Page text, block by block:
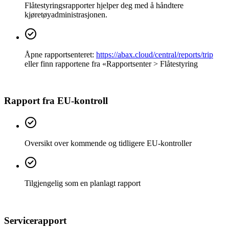
Flåtestyringsrapporter hjelper deg med å håndtere
kjøretøyadministrasjonen.
Åpne rapportsenteret: https://abax.cloud/central/reports/trip
eller finn rapportene fra «Rapportsenter > Flåtestyring
Rapport fra EU-kontroll
Oversikt over kommende og tidligere EU-kontroller
Tilgjengelig som en planlagt rapport
Servicerapport